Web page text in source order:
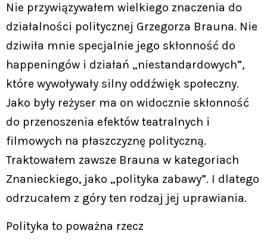
Nie przywiązywałem wielkiego znaczenia do
działalności politycznej Grzegorza Brauna. Nie
dziwiła mnie specjalnie jego skłonność do
happeningów i działań „niestandardowych”,
które wywoływały silny oddźwięk społeczny.
Jako były reżyser ma on widocznie skłonność
do przenoszenia efektów teatralnych i
filmowych na płaszczyznę polityczną.
Traktowałem zawsze Brauna w kategoriach
Znanieckiego, jako „polityka zabawy”. I dlatego
odrzucałem z góry ten rodzaj jej uprawiania.
Polityka to poważna rzecz